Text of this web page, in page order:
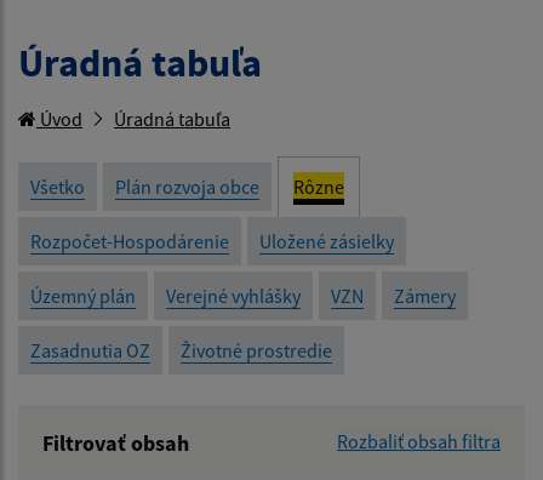
Úradná tabuľa
Úvod Úradná tabuľa
Všetko Plán rozvoja obce Rôzne
Rozpočet-Hospodárenie Uložené zásielky
Územný plán Verejné vyhlášky VZN Zámery
Zasadnutia OZ Životné prostredie
Filtrovať obsah Rozbaliť obsah filtra